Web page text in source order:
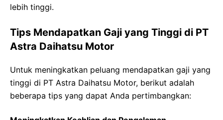
lebih tinggi.
Tips Mendapatkan Gaji yang Tinggi di PT
Astra Daihatsu Motor
Untuk meningkatkan peluang mendapatkan gaji yang
tinggi di PT Astra Daihatsu Motor, berikut adalah
beberapa tips yang dapat Anda pertimbangkan: